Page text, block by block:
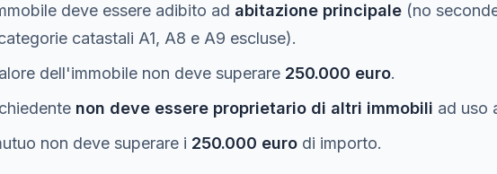
deve essere adibito ad abitazione principale (no
catastali A1, A8 e A9 escluse).
dell'immobile non deve superare 250.000 euro.
non deve essere proprietario di altri immobili ad uso
non deve superare i 250.000 euro di importo.